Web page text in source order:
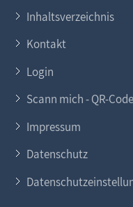
Inhaltsverzeichnis
Kontakt
Login
Scann mich - QR-
Impressum
Datenschutz